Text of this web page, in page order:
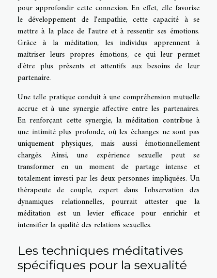
pour approfondir cette connexion. En effet, elle favorise
le développement de l'empathie, cette capacité à se
mettre à la place de l'autre et à ressentir ses émotions.
Grâce à la méditation, les individus apprennent à
maîtriser leurs propres émotions, ce qui leur permet
d'être plus présents et attentifs aux besoins de leur
partenaire.
Une telle pratique conduit à une compréhension mutuelle
accrue et à une synergie affective entre les partenaires.
En renforçant cette synergie, la méditation contribue à
une intimité plus profonde, où les échanges ne sont pas
uniquement physiques, mais aussi émotionnellement
chargés. Ainsi, une expérience sexuelle peut se
transformer en un moment de partage intense et
totalement investi par les deux personnes impliquées. Un
thérapeute de couple, expert dans l'observation des
dynamiques relationnelles, pourrait attester que la
méditation est un levier efficace pour enrichir et
intensifier la qualité des relations sexuelles.
Les techniques méditatives
spécifiques pour la sexualité